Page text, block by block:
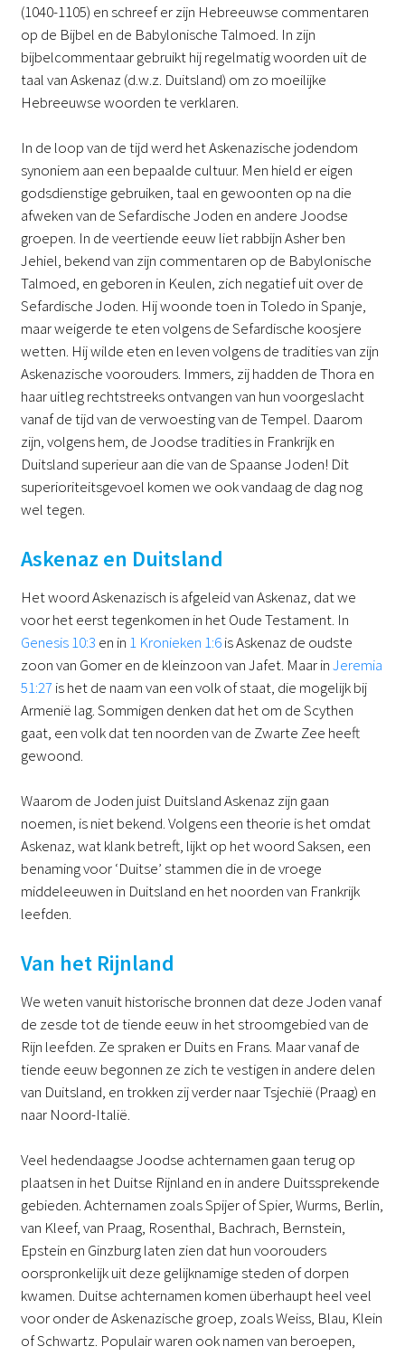
(1040-1105) en schreef er zijn Hebreeuwse commentaren
op de Bijbel en de Babylonische Talmoed. In zijn
bijbelcommentaar gebruikt hij regelmatig woorden uit de
taal van Askenaz (d.w.z. Duitsland) om zo moeilijke
Hebreeuwse woorden te verklaren.
In de loop van de tijd werd het Askenazische jodendom
synoniem aan een bepaalde cultuur. Men hield er eigen
godsdienstige gebruiken, taal en gewoonten op na die
afweken van de Sefardische Joden en andere Joodse
groepen. In de veertiende eeuw liet rabbijn Asher ben
Jehiel, bekend van zijn commentaren op de Babylonische
Talmoed, en geboren in Keulen, zich negatief uit over de
Sefardische Joden. Hij woonde toen in Toledo in Spanje,
maar weigerde te eten volgens de Sefardische koosjere
wetten. Hij wilde eten en leven volgens de tradities van zijn
Askenazische voorouders. Immers, zij hadden de Thora en
haar uitleg rechtstreeks ontvangen van hun voorgeslacht
vanaf de tijd van de verwoesting van de Tempel. Daarom
zijn, volgens hem, de Joodse tradities in Frankrijk en
Duitsland superieur aan die van de Spaanse Joden! Dit
superioriteitsgevoel komen we ook vandaag de dag nog
wel tegen.
Askenaz en Duitsland
Het woord Askenazisch is afgeleid van Askenaz, dat we
voor het eerst tegenkomen in het Oude Testament. In
Genesis 10:3 en in 1 Kronieken 1:6is Askenaz de oudste
zoon van Gomer en de kleinzoon van Jafet. Maar inJeremia
51:27 is het de naam van een volk of staat, die mogelijk bij
Armenië lag. Sommigen denken dat het om de Scythen
gaat, een volk dat ten noorden van de Zwarte Zee heeft
gewoond.
Waarom de Joden juist Duitsland Askenaz zijn gaan
noemen, is niet bekend. Volgens een theorie is het omdat
Askenaz, wat klank betreft, lijkt op het woord Saksen, een
benaming voor ‘Duitse’ stammen die in de vroege
middeleeuwen in Duitsland en het noorden van Frankrijk
leefden.
Van het Rijnland
We weten vanuit historische bronnen dat deze Joden vanaf
de zesde tot de tiende eeuw in het stroomgebied van de
Rijn leefden. Ze spraken er Duits en Frans. Maar vanaf de
tiende eeuw begonnen ze zich te vestigen in andere delen
van Duitsland, en trokken zij verder naar Tsjechië (Praag) en
naar Noord-Italië.
Veel hedendaagse Joodse achternamen gaan terug op
plaatsen in het Duitse Rijnland en in andere Duitssprekende
gebieden. Achternamen zoals Spijer of Spier, Wurms, Berlin,
van Kleef, van Praag, Rosenthal, Bachrach, Bernstein,
Epstein en Ginzburg laten zien dat hun voorouders
oorspronkelijk uit deze gelijknamige steden of dorpen
kwamen. Duitse achternamen komen überhaupt heel veel
voor onder de Askenazische groep, zoals Weiss, Blau, Klein
of Schwartz. Populair waren ook namen van beroepen,